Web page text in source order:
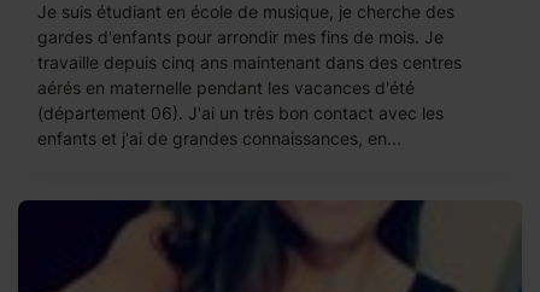
Je suis étudiant en école de musique, je cherche des
gardes d'enfants pour arrondir mes fins de mois. Je
travaille depuis cinq ans maintenant dans des centres
aérés en maternelle pendant les vacances d'été
(département 06). J'ai un très bon contact avec les
enfants et j'ai de grandes connaissances, en...